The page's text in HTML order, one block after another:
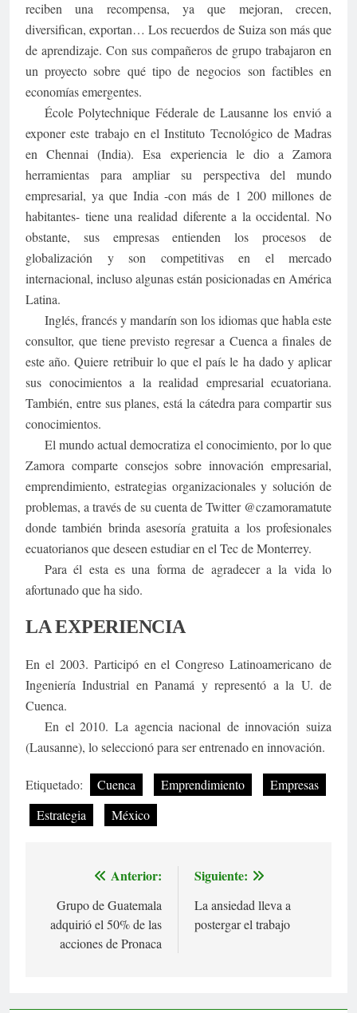
reciben una recompensa, ya que mejoran, crecen,
diversifican, exportan… Los recuerdos de Suiza son más que
de aprendizaje. Con sus compañeros de grupo trabajaron en
un proyecto sobre qué tipo de negocios son factibles en
economías emergentes.
École Polytechnique Féderale de Lausanne los envió a
exponer este trabajo en el Instituto Tecnológico de Madras
en Chennai (India). Esa experiencia le dio a Zamora
herramientas para ampliar su perspectiva del mundo
empresarial, ya que India -con más de 1 200 millones de
habitantes- tiene una realidad diferente a la occidental. No
obstante, sus empresas entienden los procesos de
globalización y son competitivas en el mercado
internacional, incluso algunas están posicionadas en América
Latina.
Inglés, francés y mandarín son los idiomas que habla este
consultor, que tiene previsto regresar a Cuenca a finales de
este año. Quiere retribuir lo que el país le ha dado y aplicar
sus conocimientos a la realidad empresarial ecuatoriana.
También, entre sus planes, está la cátedra para compartir sus
conocimientos.
El mundo actual democratiza el conocimiento, por lo que
Zamora comparte consejos sobre innovación empresarial,
emprendimiento, estrategias organizacionales y solución de
problemas, a través de su cuenta de Twitter @czamoramatute
donde también brinda asesoría gratuita a los profesionales
ecuatorianos que deseen estudiar en el Tec de Monterrey.
Para él esta es una forma de agradecer a la vida lo
afortunado que ha sido.
LA EXPERIENCIA
En el 2003. Participó en el Congreso Latinoamericano de
Ingeniería Industrial en Panamá y representó a la U. de
Cuenca.
En el 2010. La agencia nacional de innovación suiza
(Lausanne), lo seleccionó para ser entrenado en innovación.
Etiquetado: Cuenca Emprendimiento
Empresas
Estrategia
México
Navegación
de
entradas
Anterior:
Grupo de Guatemala
adquirió el 50% de las
acciones de Pronaca
Siguiente:
La ansiedad lleva a
postergar el trabajo